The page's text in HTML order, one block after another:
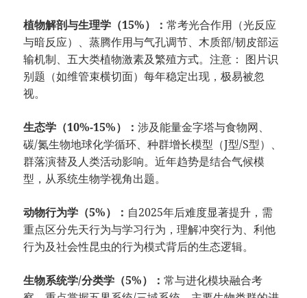
植物解剖与生理学（15%）：常考光合作用（光反应
与暗反应）、蒸腾作用与气孔调节、木质部/韧皮部运
输机制、五大类植物激素及繁殖方式。注意： 图片识
别题（如维管束横切面）每年稳定出现，极易被忽
视。
生态学（10%-15%）：涉及能量金字塔与食物网、
碳/氮生物地球化学循环、种群增长模型（J型/S型）、
群落演替及人类活动影响。近年趋势是结合气候模
型，从系统生物学视角出题。
动物行为学（5%）： 自2025年后难度显著提升，需
重点区分先天行为与学习行为，理解冲突行为、利他
行为及社会性昆虫的行为模式背后的生态逻辑。
生物系统学/分类学（5%）：常与进化模块融合考